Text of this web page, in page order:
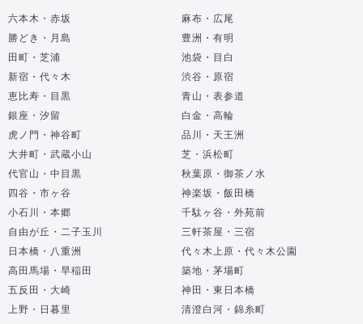
六本木・赤坂
麻布・広尾
勝どき・月島
豊洲・有明
田町・芝浦
池袋・目白
新宿・代々木
渋谷・原宿
恵比寿・目黒
青山・表参道
銀座・汐留
白金・高輪
虎ノ門・神谷町
品川・天王洲
大井町・武蔵小山
芝・浜松町
代官山・中目黒
秋葉原・御茶ノ水
四谷・市ヶ谷
神楽坂・飯田橋
小石川・本郷
千駄ヶ谷・外苑前
自由が丘・二子玉川
三軒茶屋・三宿
日本橋・八重洲
代々木上原・代々木公園
高田馬場・早稲田
築地・茅場町
五反田・大崎
神田・東日本橋
上野・日暮里
清澄白河・錦糸町